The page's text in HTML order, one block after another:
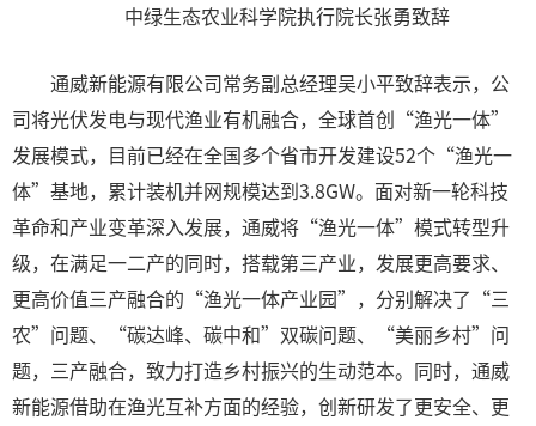
中绿生态农业科学院执行院长张勇致辞
通威新能源有限公司常务副总经理吴小平致辞表示，公
司将光伏发电与现代渔业有机融合，全球首创“渔光一体”
发展模式，目前已经在全国多个省市开发建设52个“渔光一
体”基地，累计装机并网规模达到3.8GW。面对新一轮科技
革命和产业变革深入发展，通威将“渔光一体”模式转型升
级，在满足一二产的同时，搭载第三产业，发展更高要求、
更高价值三产融合的“渔光一体产业园”，分别解决了“三
农”问题、“碳达峰、碳中和”双碳问题、“美丽乡村”问
题，三产融合，致力打造乡村振兴的生动范本。同时，通威
新能源借助在渔光互补方面的经验，创新研发了更安全、更